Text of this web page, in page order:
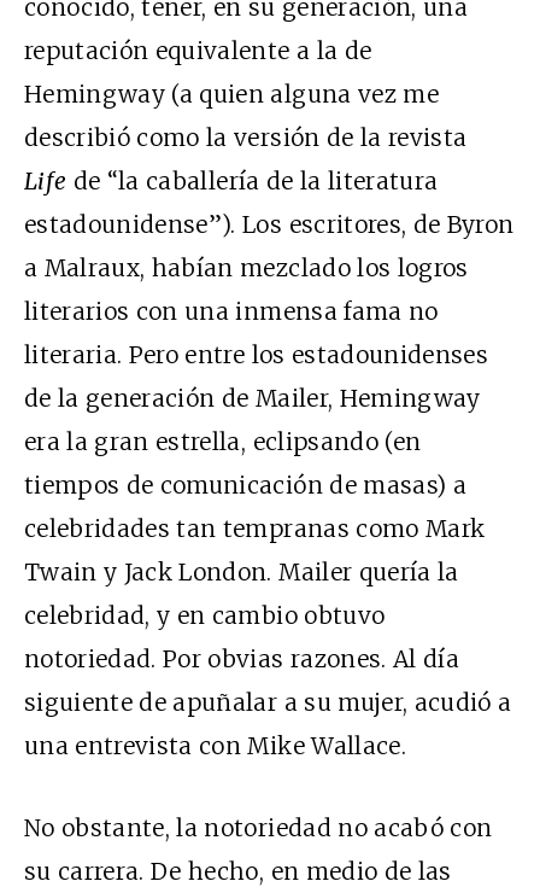
conocido, tener, en su generación, una
reputación equivalente a la de
Hemingway (a quien alguna vez me
describió como la versión de la revista
Life de “la caballería de la literatura
estadounidense”). Los escritores, de Byron
a Malraux, habían mezclado los logros
literarios con una inmensa fama no
literaria. Pero entre los estadounidenses
de la generación de Mailer, Hemingway
era la gran estrella, eclipsando (en
tiempos de comunicación de masas) a
celebridades tan tempranas como Mark
Twain y Jack London. Mailer quería la
celebridad, y en cambio obtuvo
notoriedad. Por obvias razones. Al día
siguiente de apuñalar a su mujer, acudió a
una entrevista con Mike Wallace.
No obstante, la notoriedad no acabó con
su carrera. De hecho, en medio de las